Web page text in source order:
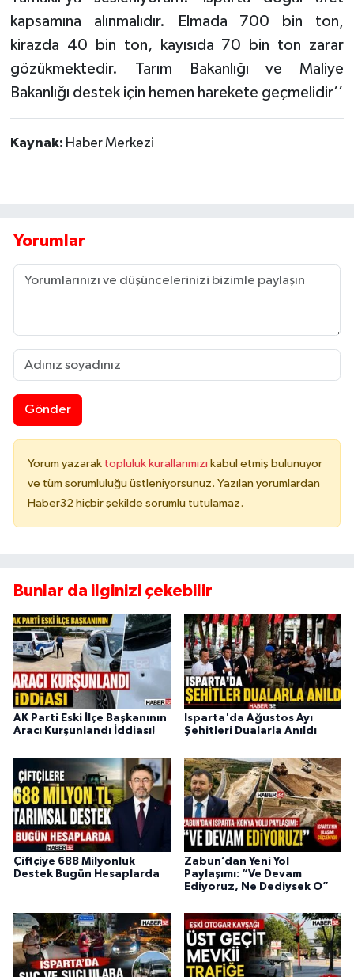
kapsamına alınmalıdır. Elmada 700 bin ton,
kirazda 40 bin ton, kayısıda 70 bin ton zarar
gözükmektedir. Tarım Bakanlığı ve Maliye
Bakanlığı destek için hemen harekete geçmelidir’’
Kaynak: Haber Merkezi
Yorumlar
Gönder
Yorum yazarak topluluk kurallarımızı kabul etmiş bulunuyor
ve tüm sorumluluğu üstleniyorsunuz. Yazılan yorumlardan
Haber32 hiçbir şekilde sorumlu tutulamaz.
Bunlar da ilginizi çekebilir
AK Parti Eski İlçe Başkanının
Aracı Kurşunlandı İddiası!
Isparta'da Ağustos Ayı
Şehitleri Dualarla Anıldı
Çiftçiye 688 Milyonluk
Destek Bugün Hesaplarda
Zabun’dan Yeni Yol
Paylaşımı: “Ve Devam
Ediyoruz, Ne Dediysek O”